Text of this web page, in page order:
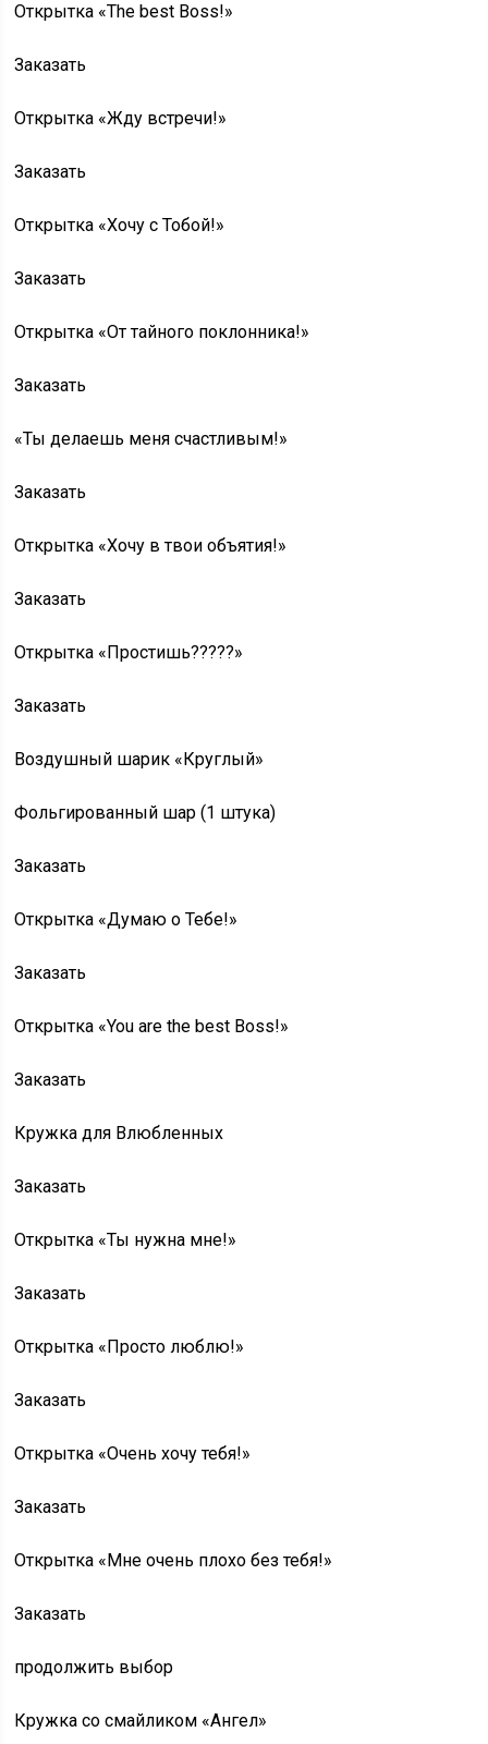
Открытка «The best Boss!»
Заказать
Открытка «Жду встречи!»
Заказать
Открытка «Хочу с Тобой!»
Заказать
Открытка «От тайного поклонника!»
Заказать
«Ты делаешь меня счастливым!»
Заказать
Открытка «Хочу в твои объятия!»
Заказать
Открытка «Простишь?????»
Заказать
Воздушный шарик «Круглый»
Фольгированный шар (1 штука)
Заказать
Открытка «Думаю о Тебе!»
Заказать
Открытка «You are the best Boss!»
Заказать
Кружка для Влюбленных
Заказать
Открытка «Ты нужна мне!»
Заказать
Открытка «Просто люблю!»
Заказать
Открытка «Очень хочу тебя!»
Заказать
Открытка «Мне очень плохо без тебя!»
Заказать
продолжить выбор
Кружка со смайликом «Ангел»